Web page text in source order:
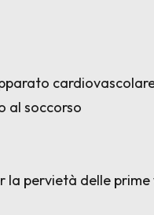
al soccorso
la pervietà delle prime